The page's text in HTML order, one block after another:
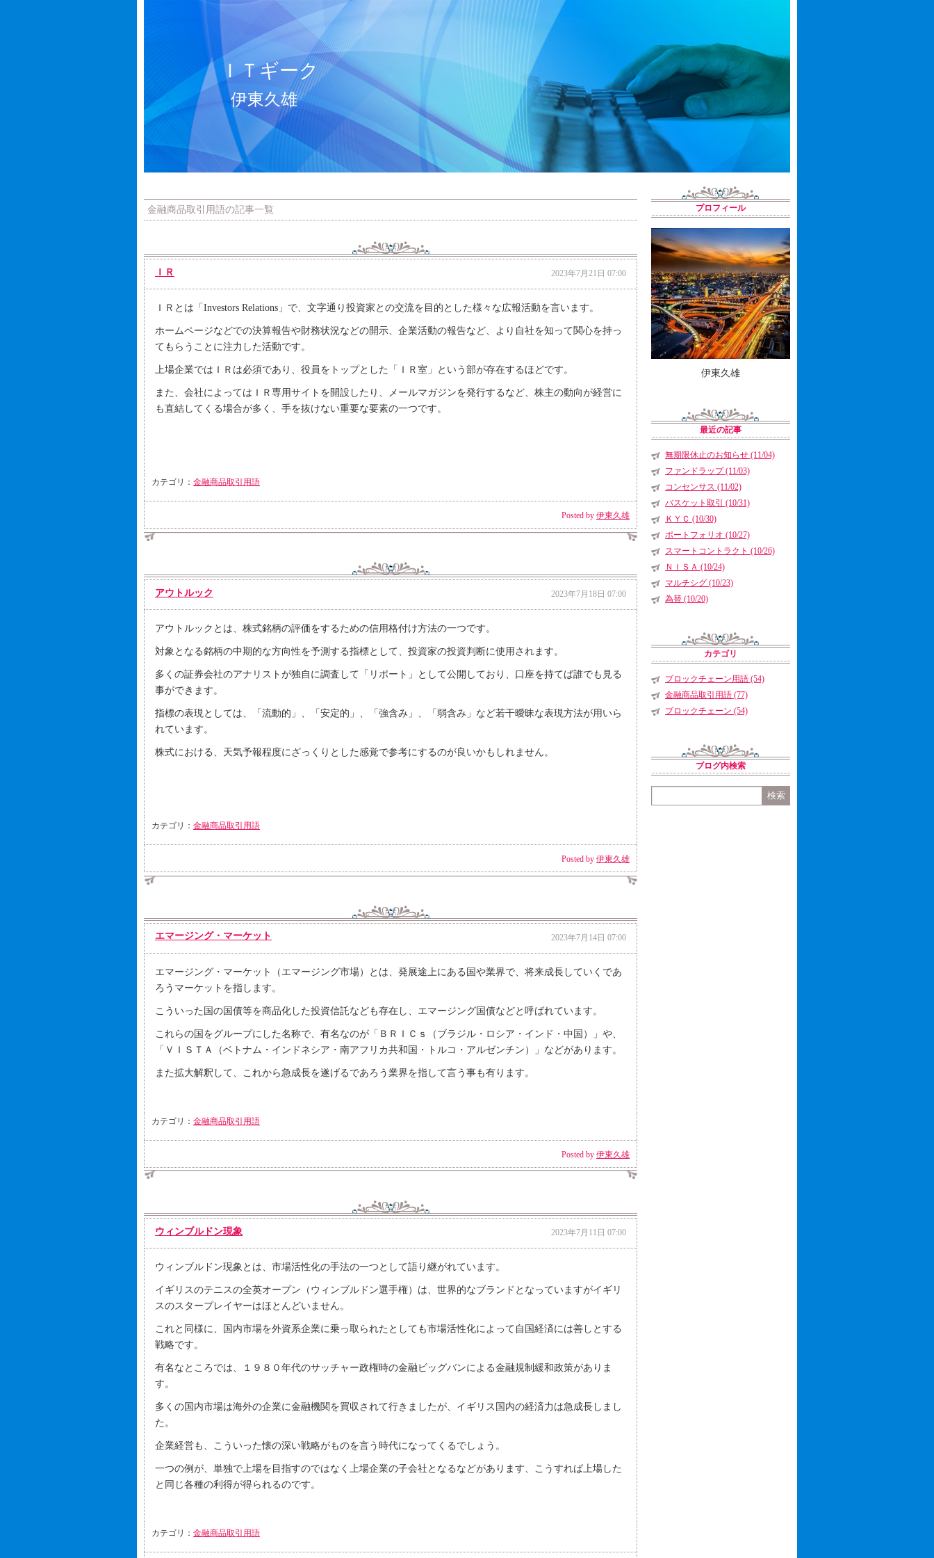
ＩＴギーク
伊東久雄
金融商品取引用語の記事一覧
ＩＲ 2023年7月21日 07:00
ＩＲとは「Investors Relations」で、文字通り投資家との交流を目的とした様々な広報活動を言います。
ホームページなどでの決算報告や財務状況などの開示、企業活動の報告など、より自社を知って関心を持っ
てもらうことに注力した活動です。
上場企業ではＩＲは必須であり、役員をトップとした「ＩＲ室」という部が存在するほどです。
また、会社によってはＩＲ専用サイトを開設したり、メールマガジンを発行するなど、株主の動向が経営に
も直結してくる場合が多く、手を抜けない重要な要素の一つです。
カテゴリ： 金融商品取引用語
Posted by 伊東久雄
アウトルック 2023年7月18日 07:00
アウトルックとは、株式銘柄の評価をするための信用格付け方法の一つです。
対象となる銘柄の中期的な方向性を予測する指標として、投資家の投資判断に使用されます。
多くの証券会社のアナリストが独自に調査して「リポート」として公開しており、口座を持てば誰でも見る
事ができます。
指標の表現としては、「流動的」、「安定的」、「強含み」、「弱含み」など若干曖昧な表現方法が用いら
れています。
株式における、天気予報程度にざっくりとした感覚で参考にするのが良いかもしれません。
カテゴリ： 金融商品取引用語
Posted by 伊東久雄
エマージング・マーケット 2023年7月14日 07:00
エマージング・マーケット（エマージング市場）とは、発展途上にある国や業界で、将来成長していくであ
ろうマーケットを指します。
こういった国の国債等を商品化した投資信託なども存在し、エマージング国債などと呼ばれています。
これらの国をグループにした名称で、有名なのが「ＢＲＩＣｓ（ブラジル・ロシア・インド・中国）」や、
「ＶＩＳＴＡ（ベトナム・インドネシア・南アフリカ共和国・トルコ・アルゼンチン）」などがあります。
また拡大解釈して、これから急成長を遂げるであろう業界を指して言う事も有ります。
カテゴリ： 金融商品取引用語
Posted by 伊東久雄
ウィンブルドン現象 2023年7月11日 07:00
ウィンブルドン現象とは、市場活性化の手法の一つとして語り継がれています。
イギリスのテニスの全英オープン（ウィンブルドン選手権）は、世界的なブランドとなっていますがイギリ
スのスタープレイヤーはほとんどいません。
これと同様に、国内市場を外資系企業に乗っ取られたとしても市場活性化によって自国経済には善しとする
戦略です。
有名なところでは、１９８０年代のサッチャー政権時の金融ビッグバンによる金融規制緩和政策がありま
す。
多くの国内市場は海外の企業に金融機関を買収されて行きましたが、イギリス国内の経済力は急成長しまし
た。
企業経営も、こういった懐の深い戦略がものを言う時代になってくるでしょう。
一つの例が、単独で上場を目指すのではなく上場企業の子会社となるなどがあります、こうすれば上場した
と同じ各種の利得が得られるのです。
カテゴリ： 金融商品取引用語
プロフィール
伊東久雄
最近の記事
無期限休止のお知らせ (11/04)
ファンドラップ (11/03)
コンセンサス (11/02)
バスケット取引 (10/31)
ＫＹＣ (10/30)
ポートフォリオ (10/27)
スマートコントラクト (10/26)
ＮＩＳＡ (10/24)
マルチシグ (10/23)
為替 (10/20)
カテゴリ
ブロックチェーン用語 (54)
金融商品取引用語 (77)
ブロックチェーン (54)
ブログ内検索